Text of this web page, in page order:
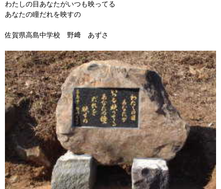
わたしの目あなたがいつも映ってる
あなたの瞳だれを映すの
佐賀県高島中学校 野﨑 あずさ